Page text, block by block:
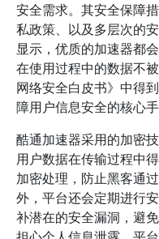
安全需求。其安全保障
私政策、以及多层次的
显示，优质的加速器都
在使用过程中的数据不
网络安全白皮书》中得
障用户信息安全的核心手
酷通加速器采用的加密
用户数据在传输过程中
加密处理，防止黑客通
外，平台还会定期进行
补潜在的安全漏洞，避